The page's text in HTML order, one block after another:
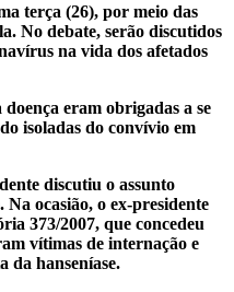
terça (26), por meio das
No debate, serão discutidos
na vida dos afetados
doença eram obrigadas a se
isoladas do convívio em
discutiu o assunto
ocasião, o ex-presidente
373/2007, que concedeu
vítimas de internação e
da hanseníase.